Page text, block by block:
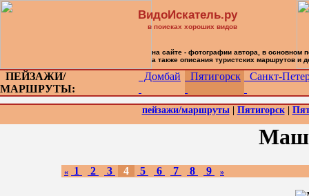
ПЕЙЗАЖИ/
МАРШРУТЫ:
Домбай Пятигорск Санкт-
пейзажи/маршруты| Пятигорск|
« 1 2 3 4 5 6 7 8 9 »
ВидоИскатель.ру
в поисках хороших видов
на сайте - фотографии автора, в основном
а также описания туристских маршрутов и